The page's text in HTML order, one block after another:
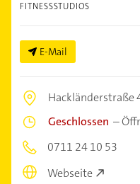
FITNESSSTUDIOS
E-Mail
Hackländerstraße
Geschlossen –
0711 24 10 53
Webseite